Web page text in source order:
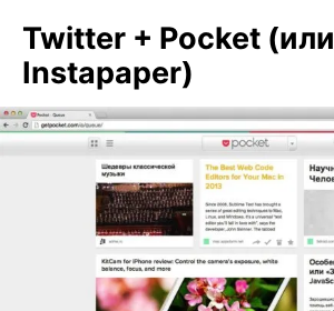
Twitter + Pocket (или
Instapaper)